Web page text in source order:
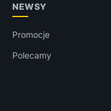
NEWSY
Promocje
Polecamy